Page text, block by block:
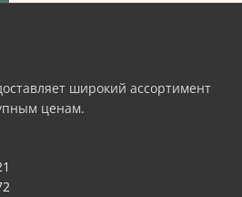
широкий ассортимент
ценам.